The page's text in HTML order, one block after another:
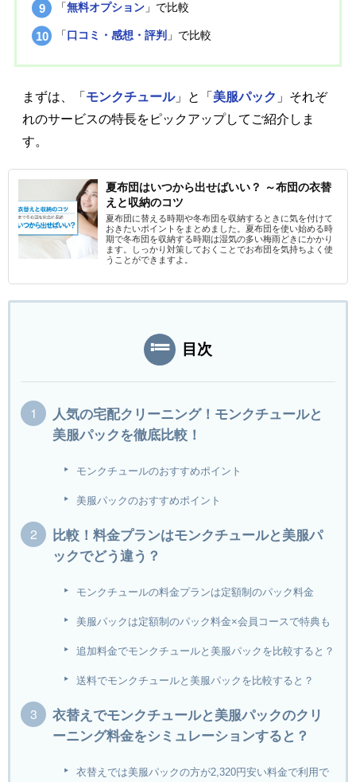
「無料オプション 」で比較
「口コミ・感想・評判 」で比較
まずは、「 モンクチュール」と「 美服パック 」それぞ
れのサービスの特長をピックアップしてご紹介しま
す。
夏布団はいつから出せばいい？ ～布団の衣替
えと収納のコツ
夏布団に替える時期や冬布団を収納するときに気を付けて
おきたいポイントをまとめました。夏布団を使い始める時
期で冬布団を収納する時期は湿気の多い梅雨どきにかかり
ます。しっかり対策しておくことでお布団を気持ちよく使
うことができますよ。
目次
人気の宅配クリーニング！モンクチュールと
美服パックを徹底比較！
モンクチュールのおすすめポイント
美服パックのおすすめポイント
比較！料金プランはモンクチュールと美服パ
ックでどう違う？
モンクチュールの料金プランは定額制のパック料金
美服パックは定額制のパック料金×会員コースで特典も
追加料金でモンクチュールと美服パックを比較すると？
送料でモンクチュールと美服パックを比較すると？
衣替えでモンクチュールと美服パックのクリ
ーニング料金をシミュレーションすると？
衣替えでは美服パックの方が2,320円安い料金で利用で